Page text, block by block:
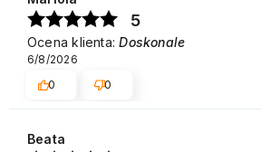
5
Ocena klienta:Doskonale
6/8/2026
0
0
Beata